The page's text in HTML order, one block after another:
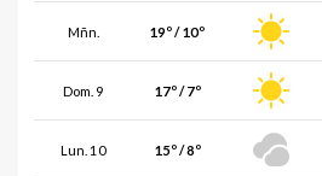
Mñn. 19º / 10º
Dom. 9 17º / 7º
Lun. 10 15º / 8º